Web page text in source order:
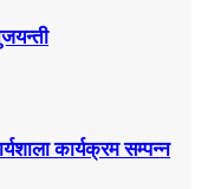
कार्यक्रम सम्पन्न